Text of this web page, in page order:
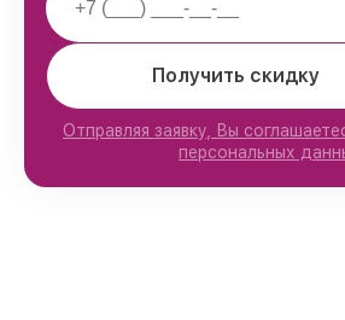
Получить скидку
Отправляя заявку, Вы
персональных